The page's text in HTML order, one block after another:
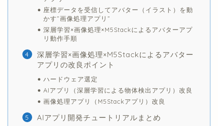
座標データを受信してアバター（イラスト）を動
かす”画像処理アプリ”
深層学習×画像処理×M5Stackによるアバターアプ
リ動作手順
深層学習×画像処理×M5Stackによるアバター
アプリの改良ポイント
ハードウェア選定
AIアプリ（深層学習による物体検出アプリ）改良
画像処理アプリ（M5Stackアプリ）改良
AIアプリ開発チュートリアルまとめ